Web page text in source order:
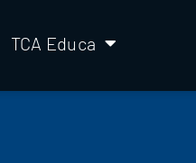
TCA Educa